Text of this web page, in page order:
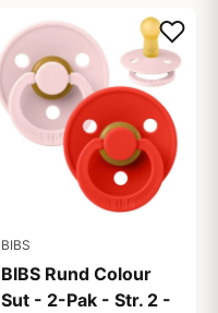
BIBS
BIBS Rund Colour
Sut - 2-Pak - Str. 2 -